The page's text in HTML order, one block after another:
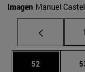
Imagen Manuel
Página
52